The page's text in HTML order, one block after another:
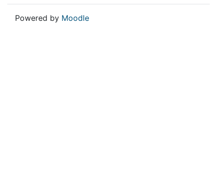
Powered by Moodle